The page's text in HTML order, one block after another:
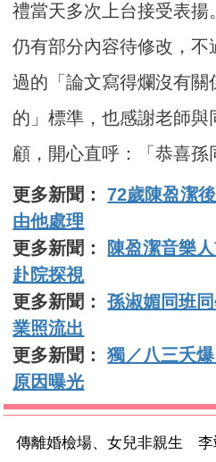
禮當天多次上台接受表揚
仍有部分內容待修改，不
過的「論文寫得爛沒有關
的」標準，也感謝老師與
顧，開心直呼：「恭喜孫
更多新聞：72歲陳盈潔
由他處理
更多新聞：
陳盈潔音樂
赴院探視
更多新聞：孫淑媚同班
業照流出
更多新聞：獨／八三夭
原因曝光
傳離婚檢場、女兒非親生 李